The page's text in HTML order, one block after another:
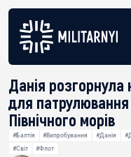
Данія розгорнула
для патрулювання
Північного морів
#Балтія #Випробування #Данія
#Світ
#Флот